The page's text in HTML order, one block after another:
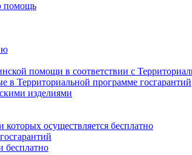
помощь
помощи в соответствии с
в Территориальной программе госгарантий
изделиями
осуществляется бесплатно
бесплатно